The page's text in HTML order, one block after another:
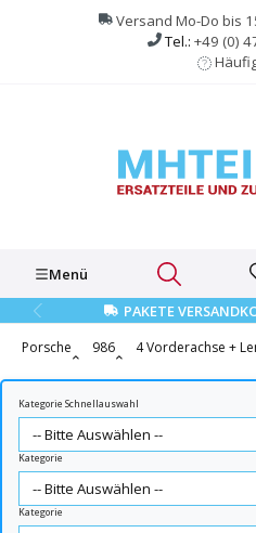
springen
Versand Mo-Do bis
Tel.: +49 (0)
Menü
PAKETE
Porsche 986 4 Vorderachse +
Kategorie Schnellauswahl
Kategorie
Kategorie